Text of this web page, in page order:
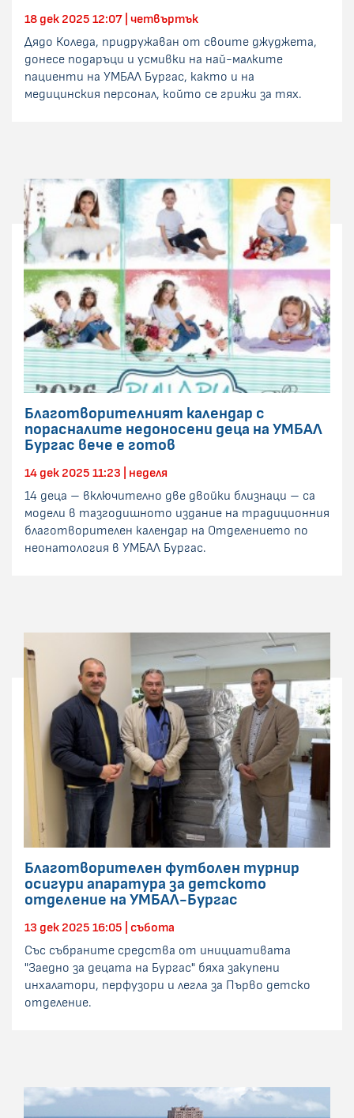
18 дек 2025 12:07 | четвъртък
Дядо Коледа, придружаван от своите джуджета,
донесе подаръци и усмивки на най-малките
пациенти на УМБАЛ Бургас, както и на
медицинския персонал, който се грижи за тях.
Благотворителният календар с
порасналите недоносени деца на УМБАЛ
Бургас вече е готов
14 дек 2025 11:23 | неделя
14 деца – включително две двойки близнаци – са
модели в тазгодишното издание на традиционния
благотворителен календар на Отделението по
неонатология в УМБАЛ Бургас.
Благотворителен футболен турнир
осигури апаратура за детското
отделение на УМБАЛ-Бургас
13 дек 2025 16:05 | събота
Със събраните средства от инициативата
"Заедно за децата на Бургас" бяха закупени
инхалатори, перфузори и легла за Първо детско
отделение.